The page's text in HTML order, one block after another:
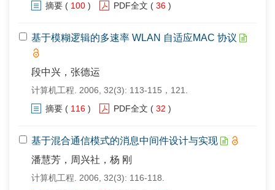
摘要 ( 100 ) PDF全文 ( 36 )
基于模糊逻辑的多速率 WLAN 自适应MAC 协议
段中兴，张德运
计算机工程. 2006, 32(3): 113-115，121.
摘要 ( 116 ) PDF全文 ( 32 )
基于混合通信模式的消息中间件设计与实现
潘慧芳，周兴社，杨 刚
计算机工程. 2006, 32(3): 116-118.